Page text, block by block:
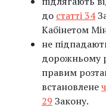
до статті 34
Кабінетом
не
дорожньому
правим
встановлене
29 Закону.